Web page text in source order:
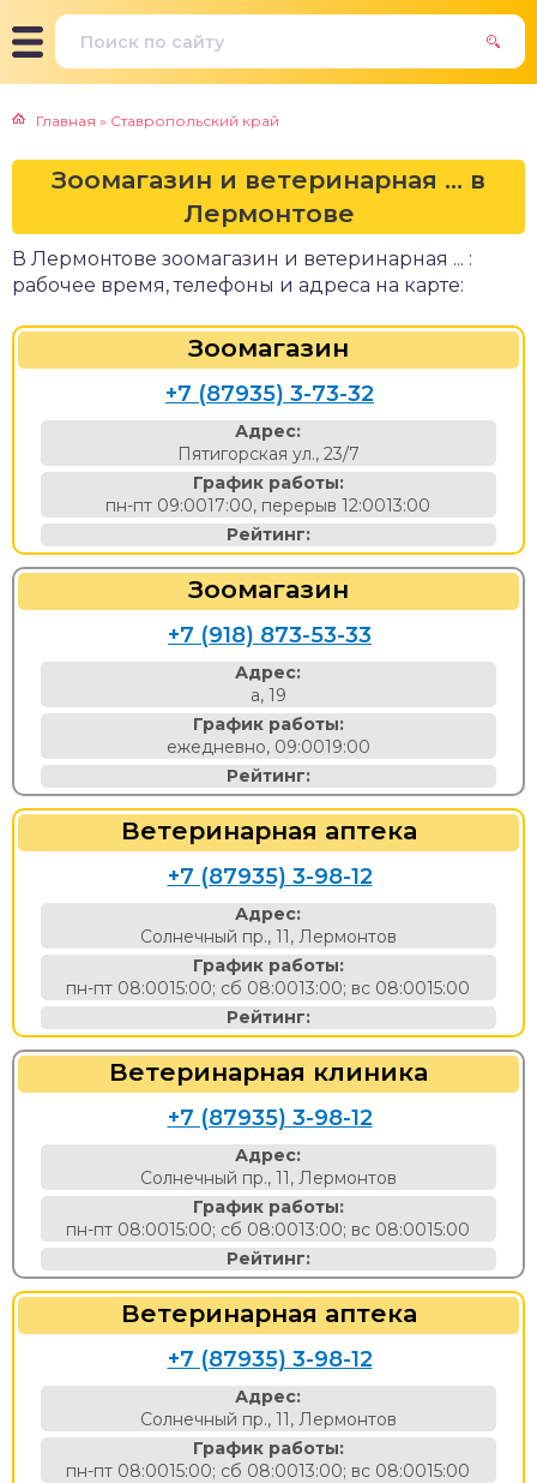
Главная » Ставропольский край
Зоомагазин и ветеринарная ... в
Лермонтове
В Лермонтове зоомагазин и ветеринарная ... :
рабочее время, телефоны и адреса на карте:
Зоомагазин
+7 (87935) 3-73-32
Адрес:
Пятигорская ул., 23/7
График работы:
пн-пт 09:0017:00, перерыв 12:0013:00
Рейтинг:
Зоомагазин
+7 (918) 873-53-33
Адрес:
а, 19
График работы:
ежедневно, 09:0019:00
Рейтинг:
Ветеринарная аптека
+7 (87935) 3-98-12
Адрес:
Солнечный пр., 11, Лермонтов
График работы:
пн-пт 08:0015:00; сб 08:0013:00; вс 08:0015:00
Рейтинг:
Ветеринарная клиника
+7 (87935) 3-98-12
Адрес:
Солнечный пр., 11, Лермонтов
График работы:
пн-пт 08:0015:00; сб 08:0013:00; вс 08:0015:00
Рейтинг:
Ветеринарная аптека
+7 (87935) 3-98-12
Адрес:
Солнечный пр., 11, Лермонтов
График работы:
пн-пт 08:0015:00; сб 08:0013:00; вс 08:0015:00